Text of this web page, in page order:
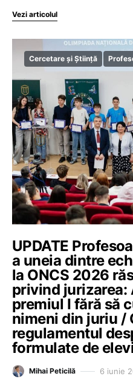
Vezi articolul
Cercetare și Știință
UPDATE
a uneia dintre
la ONCS 2026
privind jurizarea:
premiul I fără să
nimeni din juriu /
regulamentul
formulate de
Mihai Peticilă 6 iunie